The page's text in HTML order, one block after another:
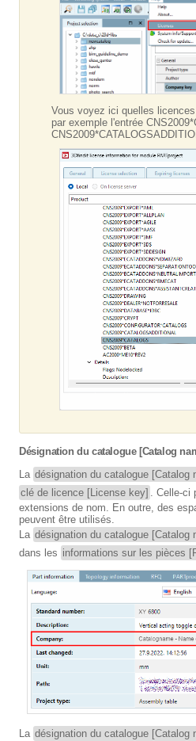
Vous voyez ici quelles
par exemple l'entrée
Désignation du catalogue [Catalog
La désignation du catalogue [Catalog
clé de licence [License key]
. Celle-
extensions de nom. En outre, des
peuvent être utilisés.
La désignation du catalogue [Catalog
dans les informations sur les pièces
La désignation du catalogue [Catalog